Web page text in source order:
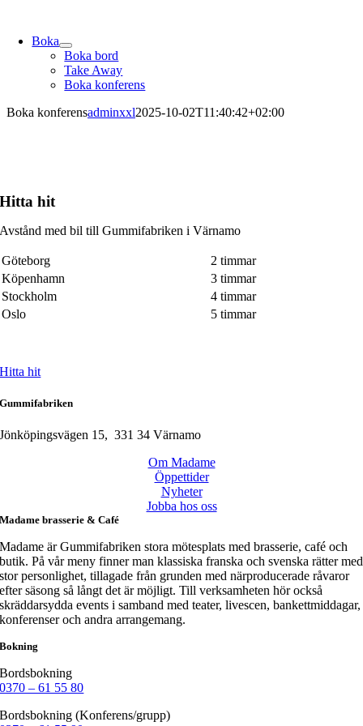
contentBoka
Boka bord
Take Away
Boka konferens
Boka konferensadminxxl2025-10-02T11:40:42+02:00
Hitta hit
Avstånd med bil till Gummifabriken i Värnamo
Göteborg
2 timmar
Köpenhamn
3 timmar
Stockholm
4 timmar
Oslo
5 timmar
Hitta hit
Gummifabriken
Jönköpingsvägen 15, 331 34 Värnamo
Om Madame
Öppettider
Nyheter
Jobba hos oss
Madame brasserie & Café
Madame är Gummifabriken stora mötesplats med brasserie, café och
butik. På vår meny finner man klassiska franska och svenska rätter med
stor personlighet, tillagade från grunden med närproducerade råvaror
efter säsong så långt det är möjligt. Till verksamheten hör också
skräddarsydda events i samband med teater, livescen, bankettmiddagar,
konferenser och andra arrangemang.
Bokning
Bordsbokning
0370 – 61 55 80
Bordsbokning (Konferens/grupp)